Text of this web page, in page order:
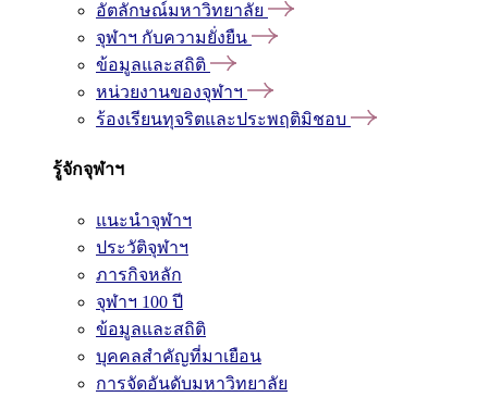
อัตลักษณ์มหาวิทยาลัย
จุฬาฯ กับความยั่งยืน
ข้อมูลและสถิติ
หน่วยงานของจุฬาฯ
ร้องเรียนทุจริตและประพฤติมิชอบ
รู้จักจุฬาฯ
แนะนำจุฬาฯ
ประวัติจุฬาฯ
ภารกิจหลัก
จุฬาฯ 100 ปี
ข้อมูลและสถิติ
บุคคลสำคัญที่มาเยือน
การจัดอันดับมหาวิทยาลัย